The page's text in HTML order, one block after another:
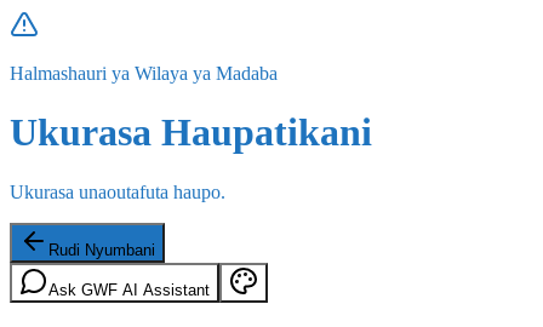
Halmashauri ya Wilaya ya Madaba
Ukurasa Haupatikani
Ukurasa unaoutafuta haupo.
Rudi Nyumbani
Ask GWF AI Assistant